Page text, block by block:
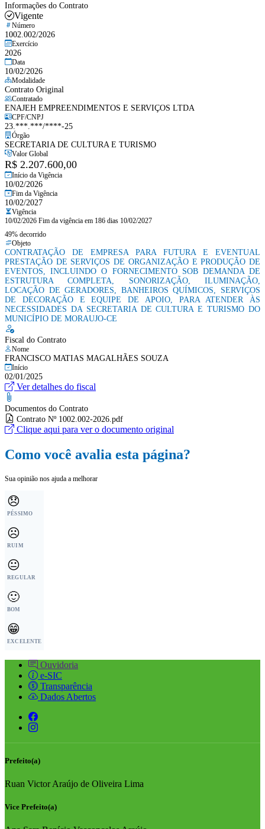
Informações do Contrato
Vigente
Número
1002.002/2026
Exercício
2026
Data
10/02/2026
Modalidade
Contrato Original
Contratado
ENAJEH EMPREENDIMENTOS E SERVIÇOS LTDA
CPF/CNPJ
23.***.***/****-25
Órgão
SECRETARIA DE CULTURA E TURISMO
Valor Global
R$ 2.207.600,00
Início da Vigência
10/02/2026
Fim da Vigência
10/02/2027
Vigência
10/02/2026 Fim da vigência em 186 dias 10/02/2027
49% decorrido
Objeto
CONTRATAÇÃO DE EMPRESA PARA FUTURA E EVENTUAL
PRESTAÇÃO DE SERVIÇOS DE ORGANIZAÇÃO E PRODUÇÃO DE
EVENTOS, INCLUINDO O FORNECIMENTO SOB DEMANDA DE
ESTRUTURA COMPLETA, SONORIZAÇÃO, ILUMINAÇÃO,
LOCAÇÃO DE GERADORES, BANHEIROS QUÍMICOS, SERVIÇOS
DE DECORAÇÃO E EQUIPE DE APOIO, PARA ATENDER ÀS
NECESSIDADES DA SECRETARIA DE CULTURA E TURISMO DO
MUNICÍPIO DE MORAUJO-CE
Fiscal do Contrato
Nome
FRANCISCO MATIAS MAGALHÃES SOUZA
Início
02/01/2025
Ver detalhes do fiscal
Documentos do Contrato
Contrato Nº 1002.002-2026.pdf
Clique aqui para ver o documento original
Como você avalia esta página?
Sua opinião nos ajuda a melhorar
😞
PÉSSIMO
☹️
RUIM
😐
REGULAR
🙂
BOM
😁
EXCELENTE
Ouvidoria
e-SIC
Transparência
Dados Abertos
Prefeito(a)
Ruan Victor Araújo de Oliveira Lima
Vice Prefeito(a)